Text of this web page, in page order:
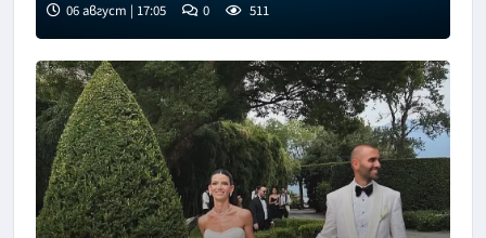
06 август | 17:05 0 511